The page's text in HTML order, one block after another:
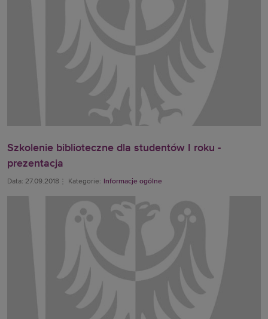
Szkolenie biblioteczne dla studentów I roku -
prezentacja
Data: 27.09.2018 Kategorie: Informacje ogólne